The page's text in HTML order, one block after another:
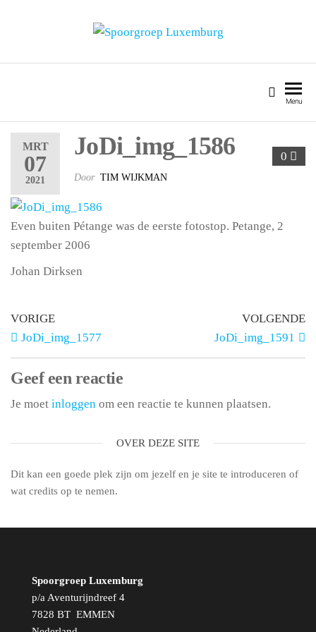
Menu
MRT
07
2021
0
JoDi_img_1586
Door TIM WIJKMAN
Even buiten Pétange was de eerste fotostop. Petange, 2
september 2006
Johan Dirksen
VORIGE
JoDi_img_1577
VOLGENDE
JoDi_img_1591
Geef een reactie
Je moet inloggen om een reactie te kunnen plaatsen.
OVER DEZE SITE
Dit kan een goede plek zijn om jezelf en je site te introduceren of
wat credits op te nemen.
Spoorgroep Luxemburg
p/a Aventurijndreef 4
7828 BT EMMEN